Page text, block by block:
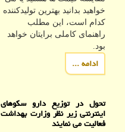
خواهید بدانید بهترین تولیدکننده
کدام است، این مطلب
راهنمای کاملی برایتان خواهد
بود.
ادامه ...
تحول در توزیع دارو سکوهای
اینترنتی زیر نظر وزارت بهداشت
فعالیت می نمایند